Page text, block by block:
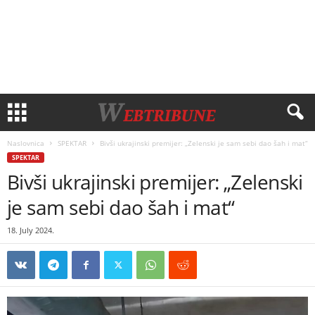
Naslovnica SPEKTAR Bivši ukrajinski premijer: „Zelenski je sam sebi dao šah i mat“
SPEKTAR
Bivši ukrajinski premijer: „Zelenski
je sam sebi dao šah i mat“
18. July 2024.